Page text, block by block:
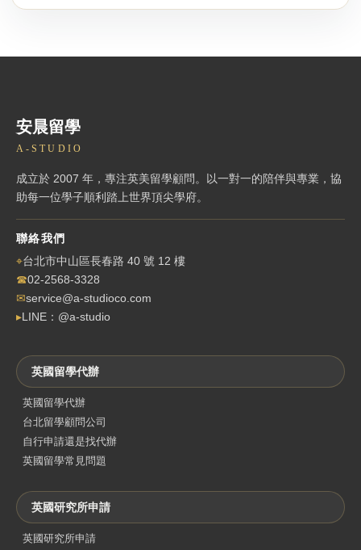
安晨留學
A-STUDIO
成立於 2007 年，專注英美留學顧問。以一對一的陪伴與專業，協
助每一位學子順利踏上世界頂尖學府。
聯絡我們
⌖台北市中山區長春路 40 號 12 樓
☎02-2568-3328
✉service@a-studioco.com
▸LINE：@a-studio
英國留學代辦
英國留學代辦
台北留學顧問公司
自行申請還是找代辦
英國留學常見問題
英國研究所申請
英國研究所申請